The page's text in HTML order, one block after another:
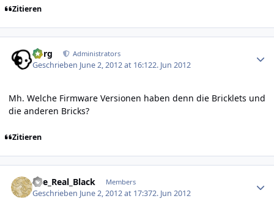
Zitieren
borg Administrators
Geschrieben June 2, 2012 at 16:122. Jun 2012
Mh. Welche Firmware Versionen haben denn die Bricklets und
die anderen Bricks?
Zitieren
The_Real_Black Members
Geschrieben June 2, 2012 at 17:372. Jun 2012